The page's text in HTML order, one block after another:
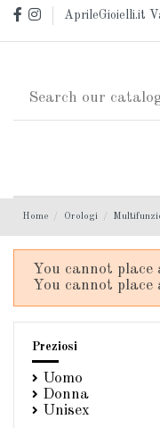
AprileGioielli.it
Home Orologi
You cannot
You cannot
Preziosi
Uomo
Donna
Unisex